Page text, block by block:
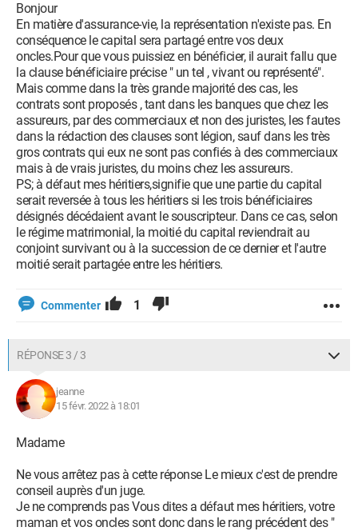
Bonjour
En matière d'assurance-vie, la représentation n'existe pas. En
conséquence le capital sera partagé entre vos deux
oncles.Pour que vous puissiez en bénéficier, il aurait fallu que
la clause bénéficiaire précise " un tel , vivant ou représenté".
Mais comme dans la très grande majorité des cas, les
contrats sont proposés , tant dans les banques que chez les
assureurs, par des commerciaux et non des juristes, les fautes
dans la rédaction des clauses sont légion, sauf dans les très
gros contrats qui eux ne sont pas confiés à des commerciaux
mais à de vrais juristes, du moins chez les assureurs.
PS; à défaut mes héritiers,signifie que une partie du capital
serait reversée à tous les héritiers si les trois bénéficiaires
désignés décédaient avant le souscripteur. Dans ce cas, selon
le régime matrimonial, la moitié du capital reviendrait au
conjoint survivant ou à la succession de ce dernier et l'autre
moitié serait partagée entre les héritiers.
Commenter 1
RÉPONSE 3 / 3
jeanne
15 févr. 2022 à 18:01
Madame
Ne vous arrêtez pas à cette réponse Le mieux c'est de prendre
conseil auprès d'un juge.
Je ne comprends pas Vous dites a défaut mes héritiers, votre
maman et vos oncles sont donc dans le rang précédent des "